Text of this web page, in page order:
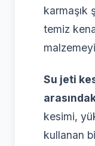
karmaşık
temiz
Su jeti
kesimi,
kullanan